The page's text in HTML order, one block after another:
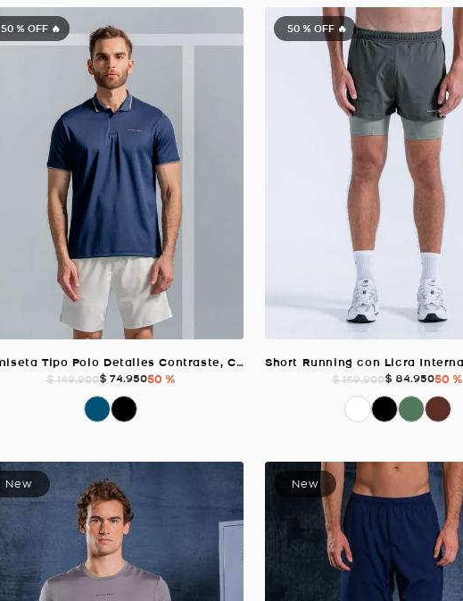
50 % OFF 🔥
Camiseta Tipo Polo Detalles Contraste, Color Azul Oscuro Para Hombre
$ 149.900$ 74.95050 %
50 % OFF 🔥
$ 169.900$ 84.95050 %